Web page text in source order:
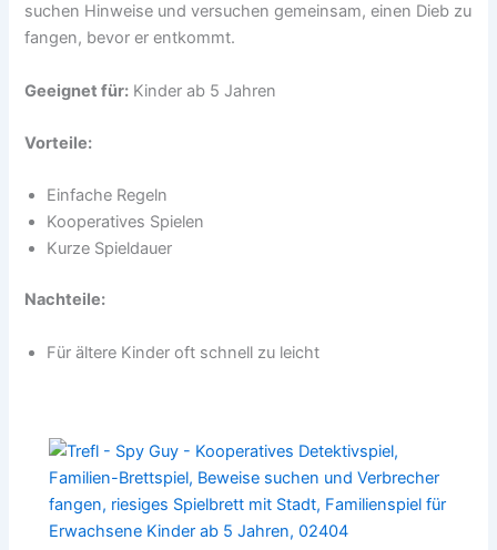
suchen Hinweise und versuchen gemeinsam, einen Dieb zu
fangen, bevor er entkommt.
Geeignet für: Kinder ab 5 Jahren
Vorteile:
Einfache Regeln
Kooperatives Spielen
Kurze Spieldauer
Nachteile:
Für ältere Kinder oft schnell zu leicht